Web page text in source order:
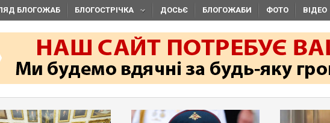
БЛОГОЖАБ БЛОГОСТРІЧКА ДОСЬЄ БЛОГОЖАБИ ФОТО ВІДЕО